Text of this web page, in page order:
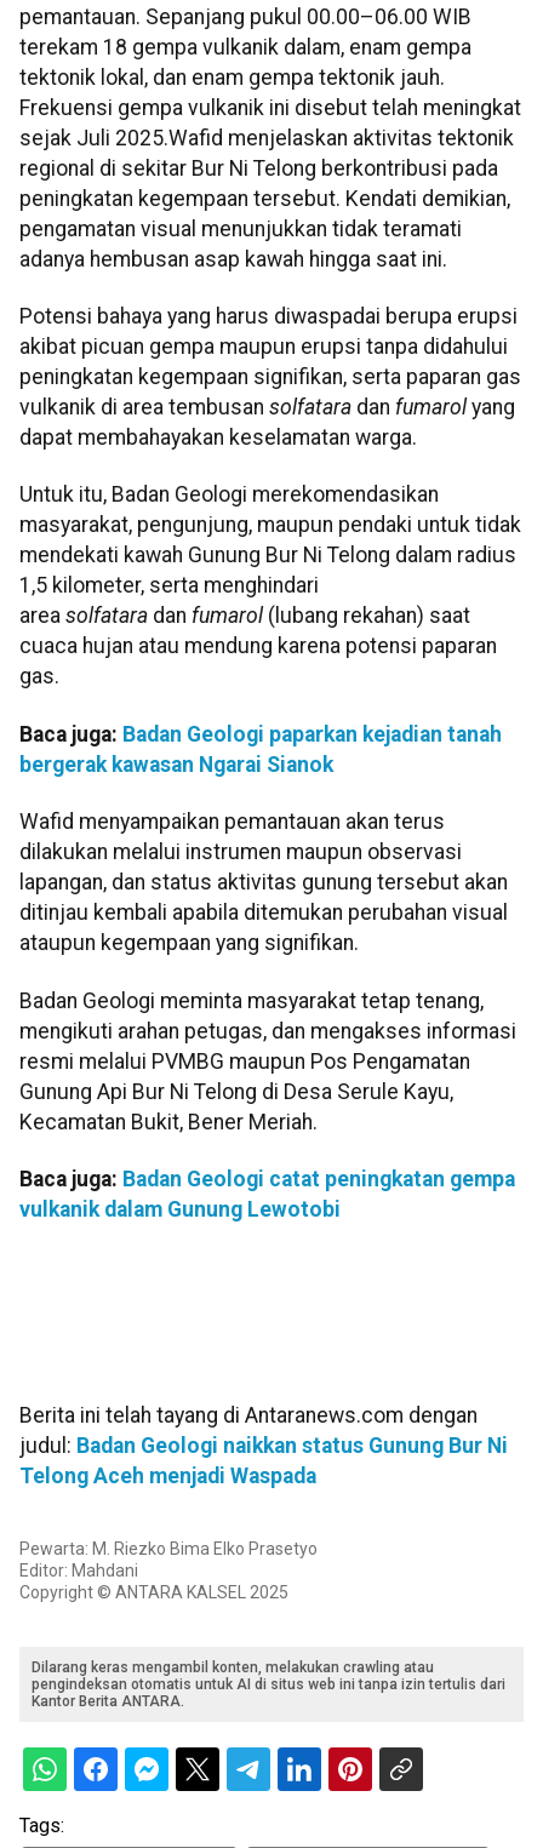
pemantauan. Sepanjang pukul 00.00–06.00 WIB
terekam 18 gempa vulkanik dalam, enam gempa
tektonik lokal, dan enam gempa tektonik jauh.
Frekuensi gempa vulkanik ini disebut telah meningkat
sejak Juli 2025.Wafid menjelaskan aktivitas tektonik
regional di sekitar Bur Ni Telong berkontribusi pada
peningkatan kegempaan tersebut. Kendati demikian,
pengamatan visual menunjukkan tidak teramati
adanya hembusan asap kawah hingga saat ini.
Potensi bahaya yang harus diwaspadai berupa erupsi
akibat picuan gempa maupun erupsi tanpa didahului
peningkatan kegempaan signifikan, serta paparan gas
vulkanik di area tembusan solfatara dan fumarol yang
dapat membahayakan keselamatan warga.
Untuk itu, Badan Geologi merekomendasikan
masyarakat, pengunjung, maupun pendaki untuk tidak
mendekati kawah Gunung Bur Ni Telong dalam radius
1,5 kilometer, serta menghindari
area solfatara dan fumarol (lubang rekahan) saat
cuaca hujan atau mendung karena potensi paparan
gas.
Baca juga: Badan Geologi paparkan kejadian tanah
bergerak kawasan Ngarai Sianok
Wafid menyampaikan pemantauan akan terus
dilakukan melalui instrumen maupun observasi
lapangan, dan status aktivitas gunung tersebut akan
ditinjau kembali apabila ditemukan perubahan visual
ataupun kegempaan yang signifikan.
Badan Geologi meminta masyarakat tetap tenang,
mengikuti arahan petugas, dan mengakses informasi
resmi melalui PVMBG maupun Pos Pengamatan
Gunung Api Bur Ni Telong di Desa Serule Kayu,
Kecamatan Bukit, Bener Meriah.
Baca juga: Badan Geologi catat peningkatan gempa
vulkanik dalam Gunung Lewotobi
Berita ini telah tayang di Antaranews.com dengan
judul: Badan Geologi naikkan status Gunung Bur Ni
Telong Aceh menjadi Waspada
Pewarta: M. Riezko Bima Elko Prasetyo
Editor: Mahdani
Copyright © ANTARA KALSEL 2025
Dilarang keras mengambil konten, melakukan crawling atau
pengindeksan otomatis untuk AI di situs web ini tanpa izin tertulis dari
Kantor Berita ANTARA.
Tags: